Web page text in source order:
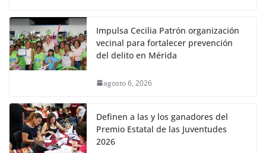
Impulsa Cecilia Patrón organización
vecinal para fortalecer prevención
del delito en Mérida
agosto 6, 2026
Definen a las y los ganadores del
Premio Estatal de las Juventudes
2026